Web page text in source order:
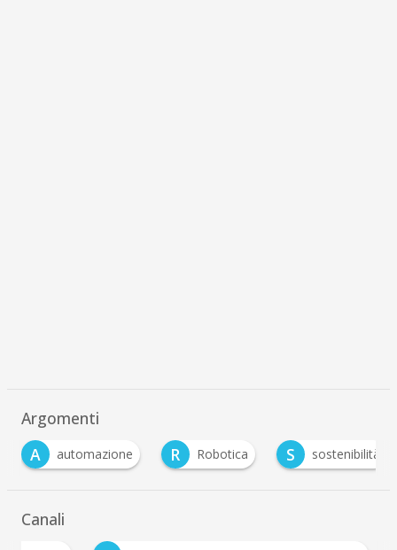
Argomenti
A
automazione R Robotica
sostenibilità
Canali